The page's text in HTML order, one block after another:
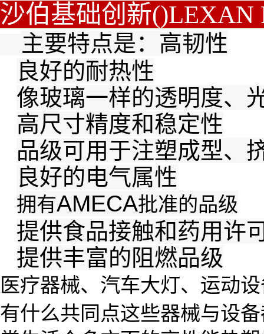
沙伯基础创新
主要特点是：高韧性
良好的耐热性
像玻璃一样的透明度、
高尺寸精度和稳定性
品级可用于注塑成型、
良好的电气属性
拥有AMECA批准的品级
提供食品接触和药用许
提供丰富的阻燃品级
医疗器械、汽车大灯、运动
有什么共同点这些器械与设